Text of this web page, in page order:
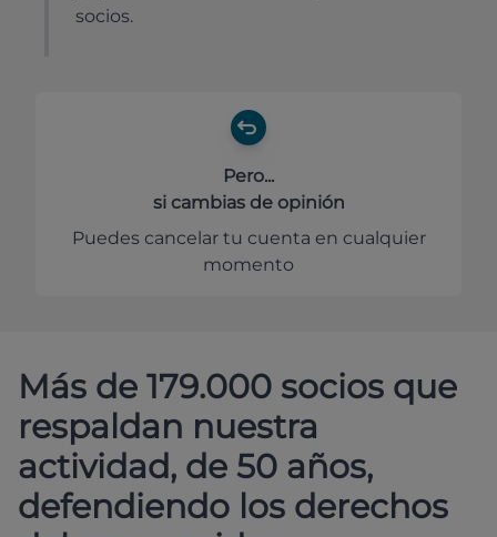
socios.
Pero...
si cambias de opinión
Puedes cancelar tu cuenta en cualquier
momento
Más de 179.000 socios que
respaldan nuestra
actividad, de 50 años,
defendiendo los derechos